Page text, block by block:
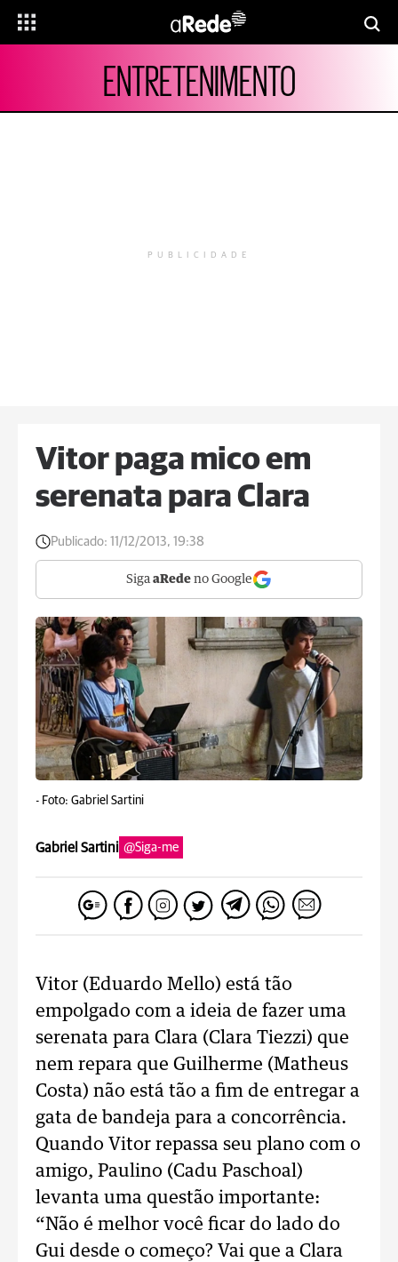
ENTRETENIMENTO
PUBLICIDADE
Vitor paga mico em
serenata para Clara
Publicado: 11/12/2013, 19:38
Siga aRede no Google
- Foto: Gabriel Sartini
Gabriel Sartini @Siga-me
Vitor (Eduardo Mello) está tão
empolgado com a ideia de fazer uma
serenata para Clara (Clara Tiezzi) que
nem repara que Guilherme (Matheus
Costa) não está tão a fim de entregar a
gata de bandeja para a concorrência.
Quando Vitor repassa seu plano com o
amigo, Paulino (Cadu Paschoal)
levanta uma questão importante:
“Não é melhor você ficar do lado do
Gui desde o começo? Vai que a Clara